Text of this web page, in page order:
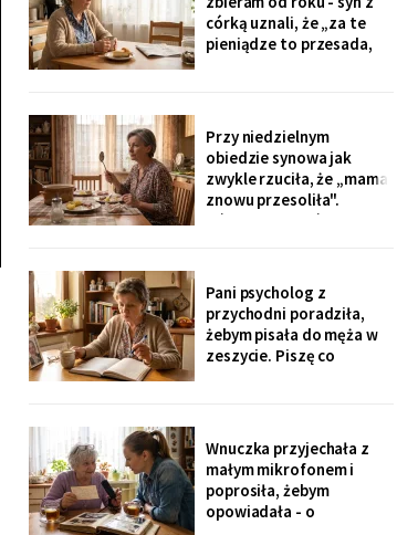
nie sprzedaję.
córką uznali, że „za te
pieniądze to przesada,
swobodnie, bo mama i
tak nie słyszy. Słyszę
więcej, niż myślą. W
niedzielę usłyszałam, co
planują z moim
Przy niedzielnym
obiedzie synowa jak
zwykle rzuciła, że „mama
znowu przesoliła".
Ośmioletni Staś odłożył
nie mówi, że mama coś
zrobiła źle". Zrobiło się
bardzo cicho.
Pani psycholog z
przychodni poradziła,
żebym pisała do męża w
zeszycie. Piszę co
sąsiadowi, który zawsze
mi pomaga - a nie synowi,
który nie przyjechał ani
do szpitala, ani na
rocznicę
Wnuczka przyjechała z
małym mikrofonem i
poprosiła, żebym
opowiadała - o